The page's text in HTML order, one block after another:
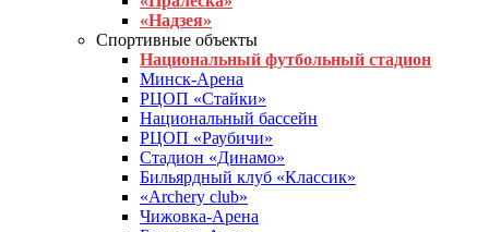
«Надзея»
Спортивные объекты
Национальный футбольный стадион
Минск-Арена
РЦОП «Стайки»
Национальный бассейн
РЦОП «Раубичи»
Стадион «Динамо»
Бильярдный клуб «Классик»
«Archery club»
Чижовка-Арена